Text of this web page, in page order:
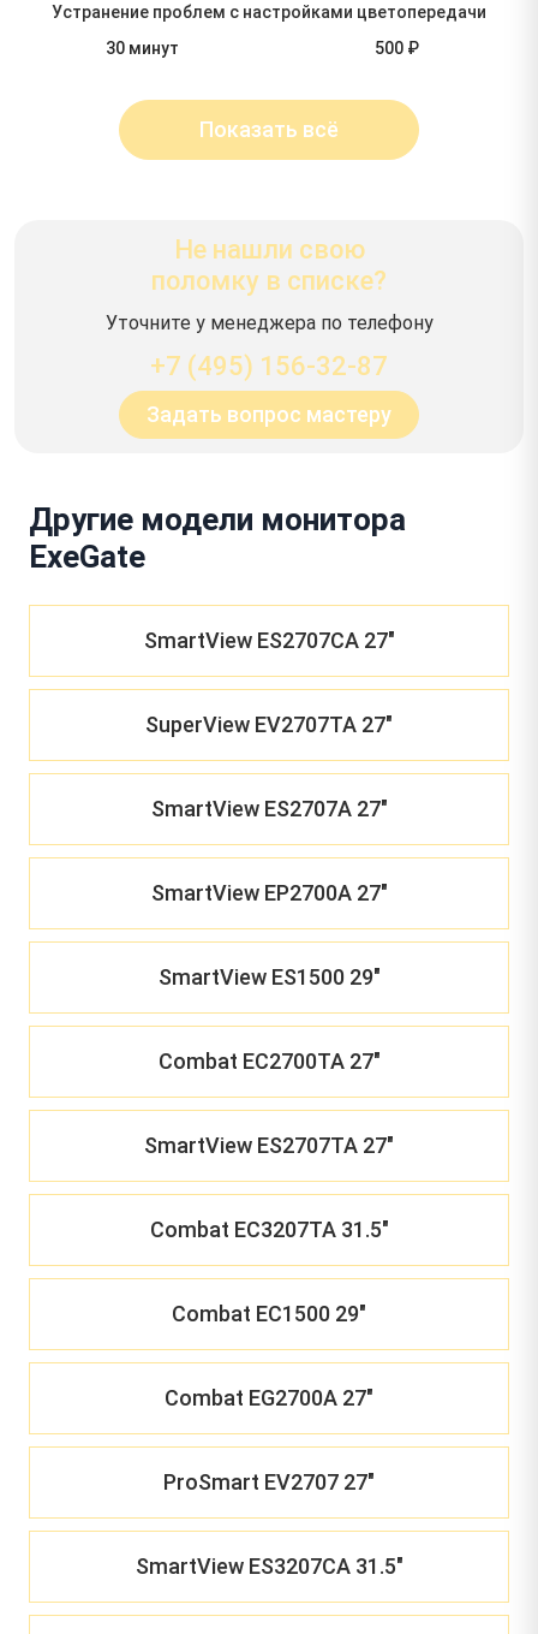
Устранение проблем с настройками цветопередачи
30 минут
500 ₽
Показать всё
Не нашли свою
поломку в списке?
Уточните у менеджера по телефону
+7 (495) 156-32-87
Задать вопрос мастеру
Другие модели монитора
ExeGate
SmartView ES2707CA 27"
SuperView EV2707TA 27"
SmartView ES2707A 27"
SmartView EP2700A 27"
SmartView ES1500 29"
Combat EC2700TA 27"
SmartView ES2707TA 27"
Combat EC3207TA 31.5"
Combat EC1500 29"
Combat EG2700A 27"
ProSmart EV2707 27"
SmartView ES3207CA 31.5"